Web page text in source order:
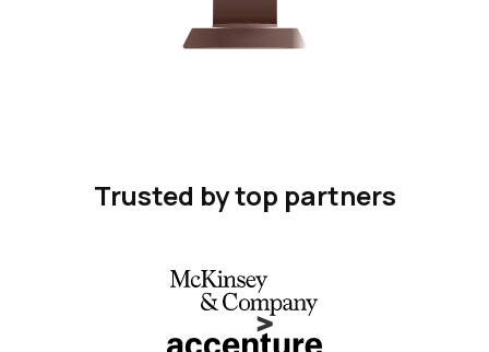
Trusted by top partners